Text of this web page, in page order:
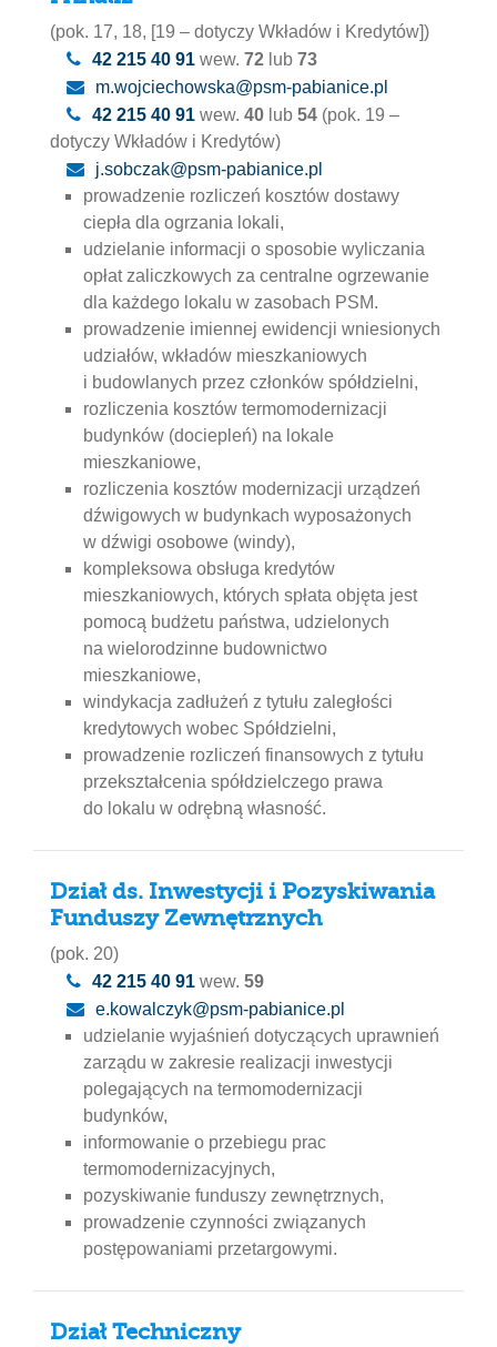
(pok. 17, 18, [19 – dotyczy Wkładów i Kredytów])
42 215 40 91 wew. 72 lub 73
m.wojciechowska@psm-pabianice.pl
42 215 40 91 wew. 40 lub 54 (pok. 19 –
dotyczy Wkładów i Kredytów)
j.sobczak@psm-pabianice.pl
prowadzenie rozliczeń kosztów dostawy
ciepła dla ogrzania lokali,
udzielanie informacji o sposobie wyliczania
opłat zaliczkowych za centralne ogrzewanie
dla każdego lokalu w zasobach PSM.
prowadzenie imiennej ewidencji wniesionych
udziałów, wkładów mieszkaniowych
i budowlanych przez członków spółdzielni,
rozliczenia kosztów termomodernizacji
budynków (dociepleń) na lokale
mieszkaniowe,
rozliczenia kosztów modernizacji urządzeń
dźwigowych w budynkach wyposażonych
w dźwigi osobowe (windy),
kompleksowa obsługa kredytów
mieszkaniowych, których spłata objęta jest
pomocą budżetu państwa, udzielonych
na wielorodzinne budownictwo
mieszkaniowe,
windykacja zadłużeń z tytułu zaległości
kredytowych wobec Spółdzielni,
prowadzenie rozliczeń finansowych z tytułu
przekształcenia spółdzielczego prawa
do lokalu w odrębną własność.
Dział ds. Inwestycji i Pozyskiwania
Funduszy Zewnętrznych
(pok. 20)
42 215 40 91 wew. 59
e.kowalczyk@psm-pabianice.pl
udzielanie wyjaśnień dotyczących uprawnień
zarządu w zakresie realizacji inwestycji
polegających na termomodernizacji
budynków,
informowanie o przebiegu prac
termomodernizacyjnych,
pozyskiwanie funduszy zewnętrznych,
prowadzenie czynności związanych
postępowaniami przetargowymi.
Dział Techniczny